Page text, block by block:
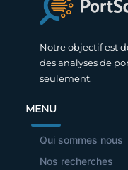
Notre objectif est
des analyses de
seulement.
MENU
Qui sommes nous
Nos recherches